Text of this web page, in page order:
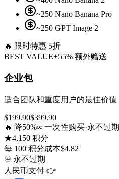
~250 Nano Banana Pro
~250 GPT Image 2
🔥 限时特惠 5折
BEST VALUE+55% 额外赠送
企业包
适合团队和重度用户的最佳价值
$199.90$399.90
🔥 降50%∞ 一次性购买·永不过期
★4,150 积分
每 100 积分成本$4.82
♾ 永不过期
人民币支付 👉